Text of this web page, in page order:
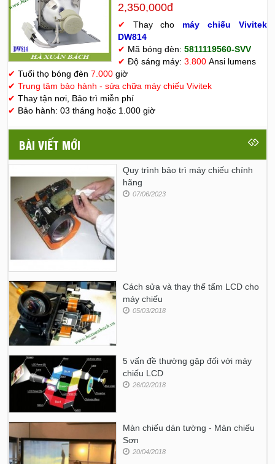
2,350,000đ
✔ Thay cho máy chiếu Vivitek
DW814
✔ Mã bóng đèn: 5811119560-SVV
✔ Độ sáng máy: 3.800Ansi lumens
✔ Tuổi thọ bóng đèn 7.000 giờ
✔ Trung tâm bảo hành - sửa chữa máy chiếu Vivitek
✔ Thay tận nơi, Bảo trì miễn phí
✔ Bảo hành: 03 tháng hoặc 1.000 giờ
BÀI VIẾT MỚI
Quy trình bảo trì máy chiếu chính
hãng
07/06/2023
Cách sửa và thay thế tấm LCD cho
máy chiếu
05/03/2018
5 vấn đề thường gặp đối với máy
chiếu LCD
26/02/2018
Màn chiếu dán tường - Màn chiếu
Sơn
20/04/2018